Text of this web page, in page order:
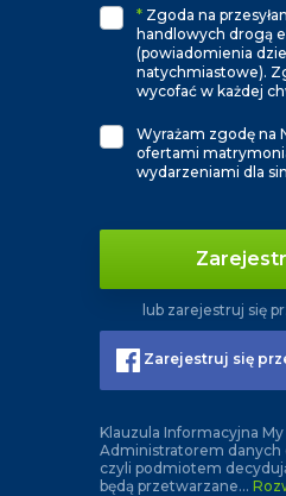
* Zgoda na
handlowych drogą
(powiadomienia
natychmiastowe).
wycofać w każdej
Wyrażam zgodę na
ofertami
wydarzeniami dla
lub zarejestruj się
Zarejestruj się
Klauzula Informacyjna My
Administratorem danych
czyli podmiotem
będą przetwarzane...